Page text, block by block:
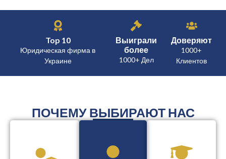
Top 10
Юридическая фирма в
Украине
Выиграли
более
1000+ Дел
Доверяют
1000+
Клиентов
ПОЧЕМУ ВЫБИРАЮТ НАС